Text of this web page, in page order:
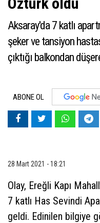
Aksaray'da 7 katlı
şeker ve tansiyon
çıktığı balkondan
ABONE OL
28 Mart 2021 - 18:21
Olay, Ereğli Kapı
7 katlı Has Sevindi
geldi. Edinilen bilgiye